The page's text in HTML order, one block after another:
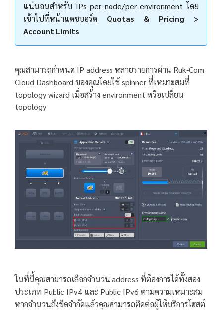
แน่นอนสำหรับ IPs per node/per environment โดย
เข้าไปที่หน้าแดชบอร์ด Quotas & Pricing >
Account Limits
คุณสามารถกำหนด IP address หลายรายการผ่าน Ruk-Com
Cloud Dashboard ของคุณโดยใช้ spinner ที่เหมาะสมที่
topology wizard เมื่อสร้าง environment หรือเปลี่ยน
topology
ในที่นี้คุณสามารถเลือกจำนวน address ที่ต้องการได้ทั้งสอง
ประเภท Public IPv4 และ Public IPv6 ตามความเหมาะสม
หากจำนวนถึงขีดจำกัดแล้วคุณสามารถติดต่อผู้ให้บริการโฮสต์